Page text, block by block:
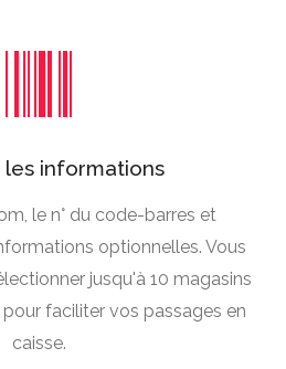
les informations
le n° du code-barres et
optionnelles. Vous
jusqu'à 10 magasins
faciliter vos passages en
caisse.